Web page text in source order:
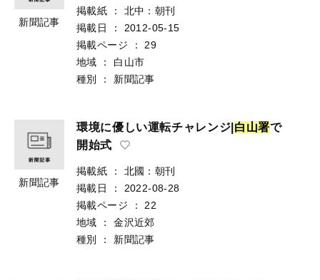
新聞記事
掲載紙 ：
北中：朝刊
掲載日
：
2012-05-15
掲載ページ
：
29
地域
：
白山市
種別
： 新聞記事
新聞記事
環境に優しい運転チャレンジ| 白 山署で
開始式
掲載紙 ：
北國：朝刊
掲載日
：
2022-08-28
掲載ページ
：
22
地域
：
金沢近郊
種別
： 新聞記事